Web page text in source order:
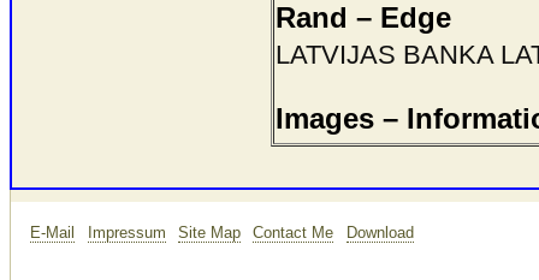
Rand – Edge
LATVIJAS BANKA
Images –
E-Mail Impressum Site Map Contact Me Download